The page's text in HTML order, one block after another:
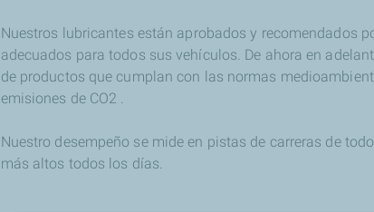
Nuestros lubricantes están aprobados y recomendados
adecuados para todos sus vehículos. De ahora en
de productos que cumplan con las normas
emisiones de CO2 .
Nuestro desempeño se mide en pistas de carreras de
más altos todos los días.